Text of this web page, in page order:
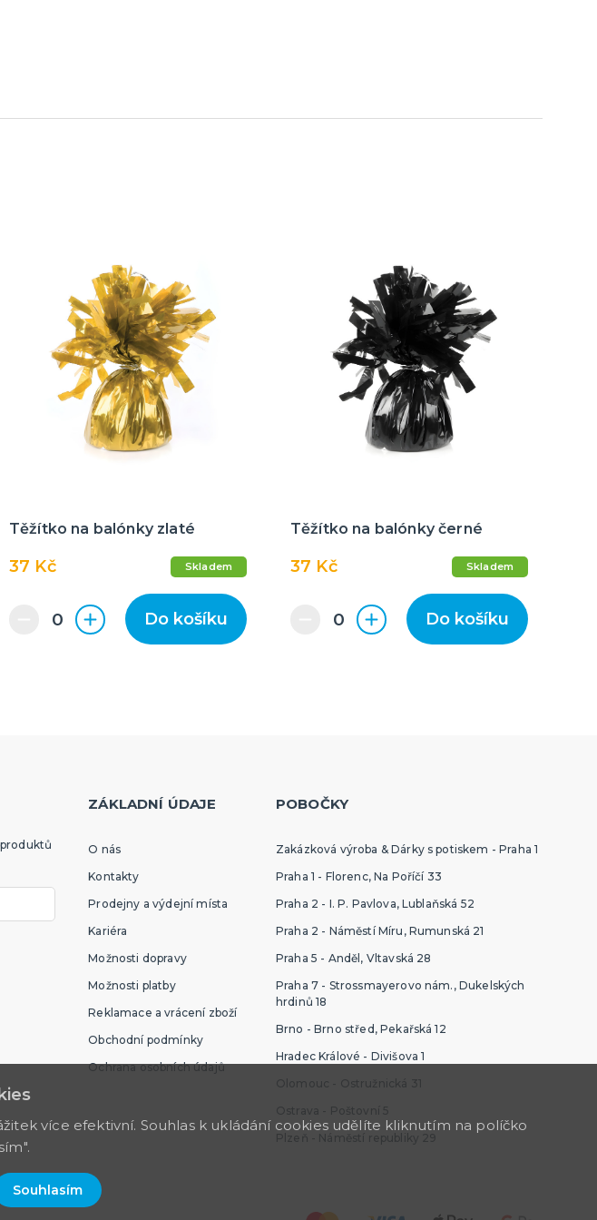
Těžítko na balónky zlaté
37 Kč Skladem
Do košíku
Těžítko na balónky černé
37 Kč Skladem
Do košíku
ZÁKLADNÍ ÚDAJE
O nás
Kontakty
Prodejny a výdejní místa
Kariéra
Možnosti dopravy
Možnosti platby
Reklamace a vrácení zboží
Obchodní podmínky
Ochrana osobních údajů
POBOČKY
Zakázková výroba & Dárky s potiskem - Praha 1
Praha 1 - Florenc, Na Poříčí 33
Praha 2 - I. P. Pavlova, Lublaňská 52
Praha 2 - Náměstí Míru, Rumunská 21
Praha 5 - Anděl, Vltavská 28
Praha 7 - Strossmayerovo nám., Dukelských
hrdinů 18
Brno - Brno střed, Pekařská 12
Hradec Králové - Divišova 1
Olomouc - Ostružnická 31
Ostrava - Poštovní 5
Plzeň - Náměstí republiky 29
více efektivní. Souhlas k ukládání cookies udělíte kliknutím na políčko
Souhlasím